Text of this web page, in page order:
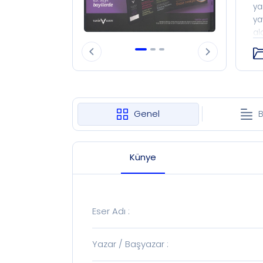
Genel
Künye
Eser Adı :
Yazar / Başyazar :